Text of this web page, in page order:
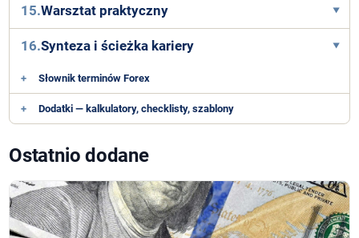
15.Warsztat praktyczny
16.Synteza i ścieżka kariery
+ Słownik terminów Forex
+ Dodatki — kalkulatory, checklisty, szablony
Ostatnio dodane